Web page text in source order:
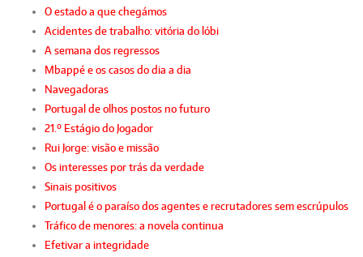
O estado a que chegámos
Acidentes de trabalho: vitória do lóbi
A semana dos regressos
Mbappé e os casos do dia a dia
Navegadoras
Portugal de olhos postos no futuro
21.º Estágio do Jogador
Rui Jorge: visão e missão
Os interesses por trás da verdade
Sinais positivos
Portugal é o paraíso dos agentes e recrutadores sem escrúpulos
Tráfico de menores: a novela continua
Efetivar a integridade